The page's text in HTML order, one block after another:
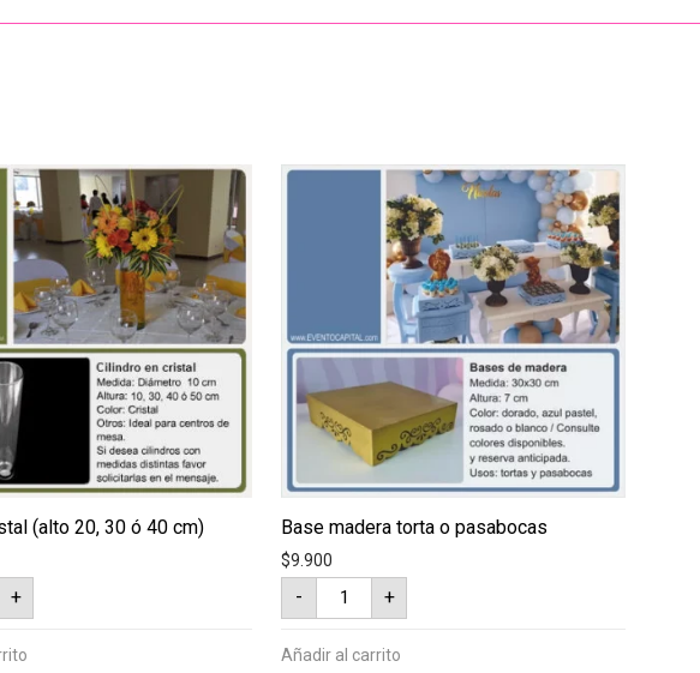
(alto 20, 30 ó 40 cm)
+
Base madera torta o pasabocas
$9.900
-
Base
madera
torta
pasabocas
+
Añadir al carrito